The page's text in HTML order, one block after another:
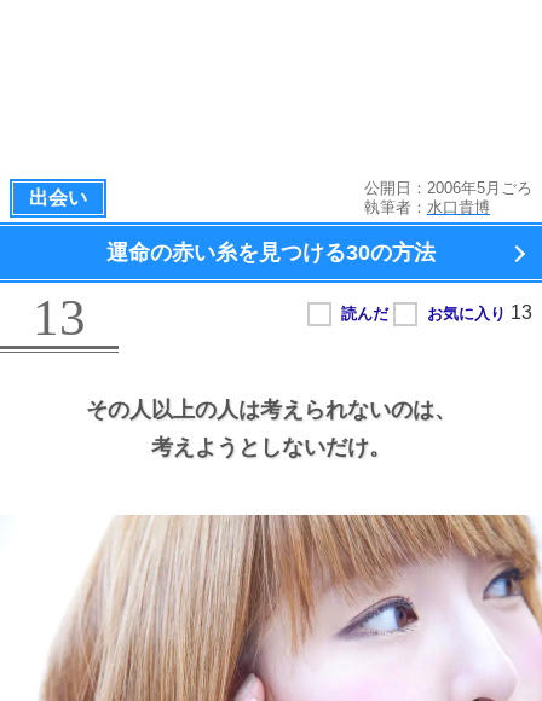
出会い
公開日：2006年5月ごろ
執筆者： 水口貴博
運命の赤い糸を見つける30の方法
13
その人以上の人は考えられないのは、
考えようとしないだけ。